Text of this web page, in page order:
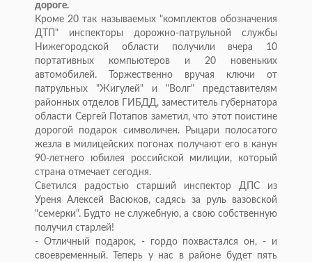
дороге.
Кроме 20 так называемых "комплектов обозначения
ДТП" инспекторы дорожно-патрульной службы
Нижегородской области получили вчера 10
портативных компьютеров и 20 новеньких
автомобилей. Торжественно вручая ключи от
патрульных "Жигулей" и "Волг" представителям
районных отделов ГИБДД, заместитель губернатора
области Сергей Потапов заметил, что этот поистине
дорогой подарок символичен. Рыцари полосатого
жезла в милицейских погонах получают его в канун
90-летнего юбилея российской милиции, который
страна отмечает сегодня.
Светился радостью старший инспектор ДПС из
Уреня Алексей Васюков, садясь за руль вазовской
"семерки". Будто не служебную, а свою собственную
получил старлей!
- Отличный подарок, - гордо похвастался он, - и
своевременный. Теперь у нас в районе будет пять